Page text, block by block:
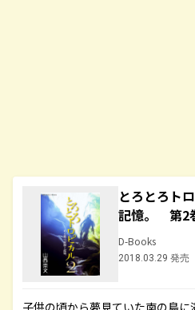
とろとろト
記憶。 第2
D-Books
2018.03.29 発売
子供の頃から夢見ていた南の島